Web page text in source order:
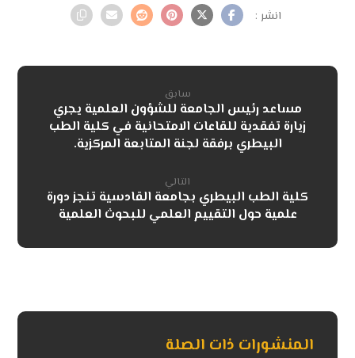
سابق
مساعد رئيس الجامعة للشؤون العلمية يجري
زيارة تفقدية للقاعات الامتحانية في كلية الطب
البيطري برفقة لجنة المتابعة المركزية.
التالي
كلية الطب البيطري بجامعة القادسية تنجز دورة
علمية حول التقييم العلمي للبحوث العلمية
المنشورات ذات الصلة